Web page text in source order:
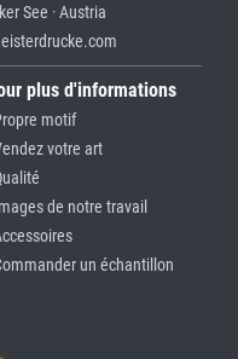
See · Austria
plus d'informations
motif
votre art
de notre travail
un échantillon